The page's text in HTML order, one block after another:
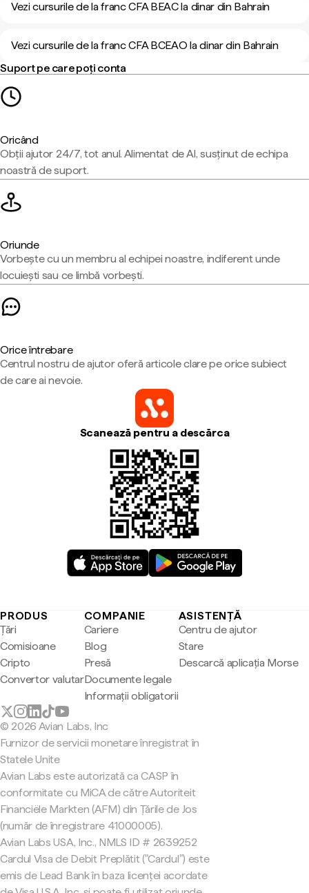
Vezi cursurile de la franc CFA BEAC la dinar din Bahrain
Vezi cursurile de la franc CFA BCEAO la dinar din Bahrain
Suport pe care poți conta
Oricând
Obții ajutor 24/7, tot anul. Alimentat de AI, susținut de echipa
noastră de suport.
Oriunde
Vorbește cu un membru al echipei noastre, indiferent unde
locuiești sau ce limbă vorbești.
Orice întrebare
Centrul nostru de ajutor oferă articole clare pe orice subiect
de care ai nevoie.
Scanează pentru a descărca
PRODUS
Țări
Comisioane
Cripto
Convertor valutar
COMPANIE
Cariere
Blog
Presă
Documente legale
Informații obligatorii
ASISTENȚĂ
Centru de ajutor
Stare
Descarcă aplicația Morse
© 2026 Avian Labs, Inc
Furnizor de servicii monetare înregistrat în
Statele Unite
Avian Labs este autorizată ca CASP în
conformitate cu MiCA de către Autoriteit
Financiële Markten (AFM) din Țările de Jos
(număr de înregistrare 41000005).
Avian Labs USA, Inc., NMLS ID # 2639252
Cardul Visa de Debit Preplătit ("Cardul") este
emis de Lead Bank în baza licenței acordate